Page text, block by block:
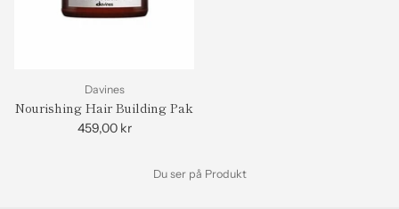
Davines
Nourishing Hair Building Pak
459,00 kr
Du ser på Produkt